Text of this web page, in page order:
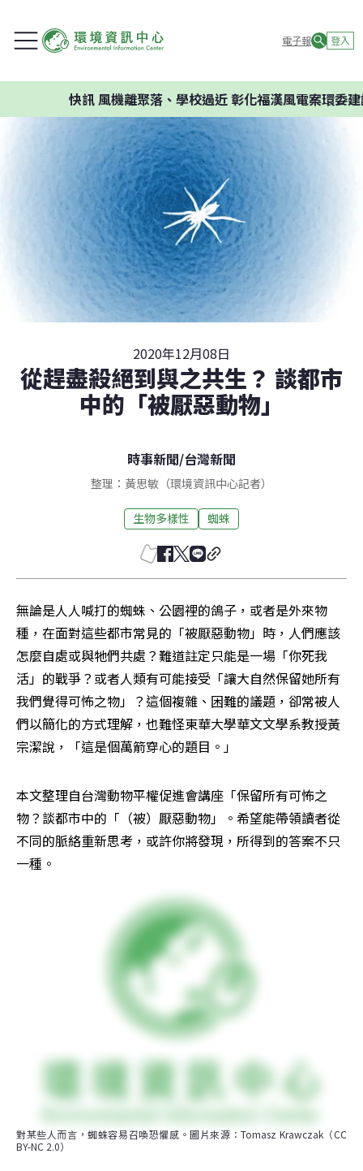
電子報 登入
風機離聚落、學校過近 彰化福漢風電案環委建議不應
2020年12月08日
從趕盡殺絕到與之共生？ 談都市
中的「被厭惡動物」
時事新聞/台灣新聞
整理：黃思敏（環境資訊中心記者）
生物多樣性 蜘蛛
無論是人人喊打的蜘蛛、公園裡的鴿子，或者是外來物
種，在面對這些都市常見的「被厭惡動物」時，人們應該
怎麼自處或與牠們共處？難道註定只能是一場「你死我
活」的戰爭？或者人類有可能接受「讓大自然保留她所有
我們覺得可怖之物」？這個複雜、困難的議題，卻常被人
們以簡化的方式理解，也難怪東華大學華文文學系教授黃
宗潔說，「這是個萬箭穿心的題目。」
本文整理自台灣動物平權促進會講座「保留所有可怖之
物？談都市中的「（被）厭惡動物」。希望能帶領讀者從
不同的脈絡重新思考，或許你將發現，所得到的答案不只
一種。
對某些人而言，蜘蛛容易召喚恐懼感。圖片來源：Tomasz Krawczak（CC
BY-NC 2.0）